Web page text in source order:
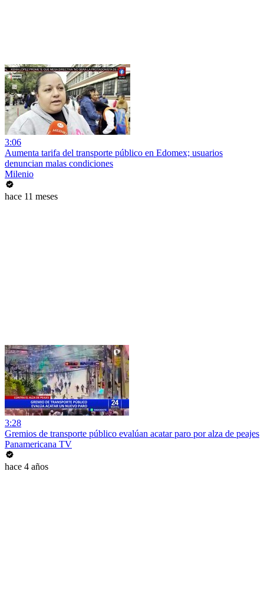
3:06
Aumenta tarifa del transporte público en Edomex; usuarios
denuncian malas condiciones
Milenio
hace 11 meses
3:28
Gremios de transporte público evalúan acatar paro por alza de peajes
Panamericana TV
hace 4 años